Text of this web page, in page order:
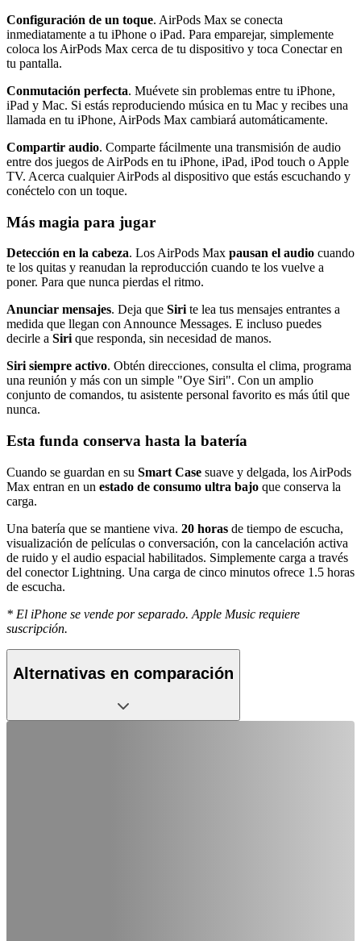
Configuración de un toque. AirPods Max se conecta
inmediatamente a tu iPhone o iPad. Para emparejar, simplemente
coloca los AirPods Max cerca de tu dispositivo y toca Conectar en
tu pantalla.
Conmutación perfecta. Muévete sin problemas entre tu iPhone,
iPad y Mac. Si estás reproduciendo música en tu Mac y recibes una
llamada en tu iPhone, AirPods Max cambiará automáticamente.
Compartir audio. Comparte fácilmente una transmisión de audio
entre dos juegos de AirPods en tu iPhone, iPad, iPod touch o Apple
TV. Acerca cualquier AirPods al dispositivo que estás escuchando y
conéctelo con un toque.
Más magia para jugar
Detección en la cabeza. Los AirPods Max pausan el audio cuando
te los quitas y reanudan la reproducción cuando te los vuelve a
poner. Para que nunca pierdas el ritmo.
Anunciar mensajes. Deja que Siri te lea tus mensajes entrantes a
medida que llegan con Announce Messages. E incluso puedes
decirle a Siri que responda, sin necesidad de manos.
Siri siempre activo. Obtén direcciones, consulta el clima, programa
una reunión y más con un simple "Oye Siri". Con un amplio
conjunto de comandos, tu asistente personal favorito es más útil que
nunca.
Esta funda conserva hasta la batería
Cuando se guardan en su Smart Case suave y delgada, los AirPods
Max entran en un estado de consumo ultra bajo que conserva la
carga.
Una batería que se mantiene viva. 20 horas de tiempo de escucha,
visualización de películas o conversación, con la cancelación activa
de ruido y el audio espacial habilitados. Simplemente carga a través
del conector Lightning. Una carga de cinco minutos ofrece 1.5 horas
de escucha.
* El iPhone se vende por separado. Apple Music requiere
suscripción.
Alternativas en comparación